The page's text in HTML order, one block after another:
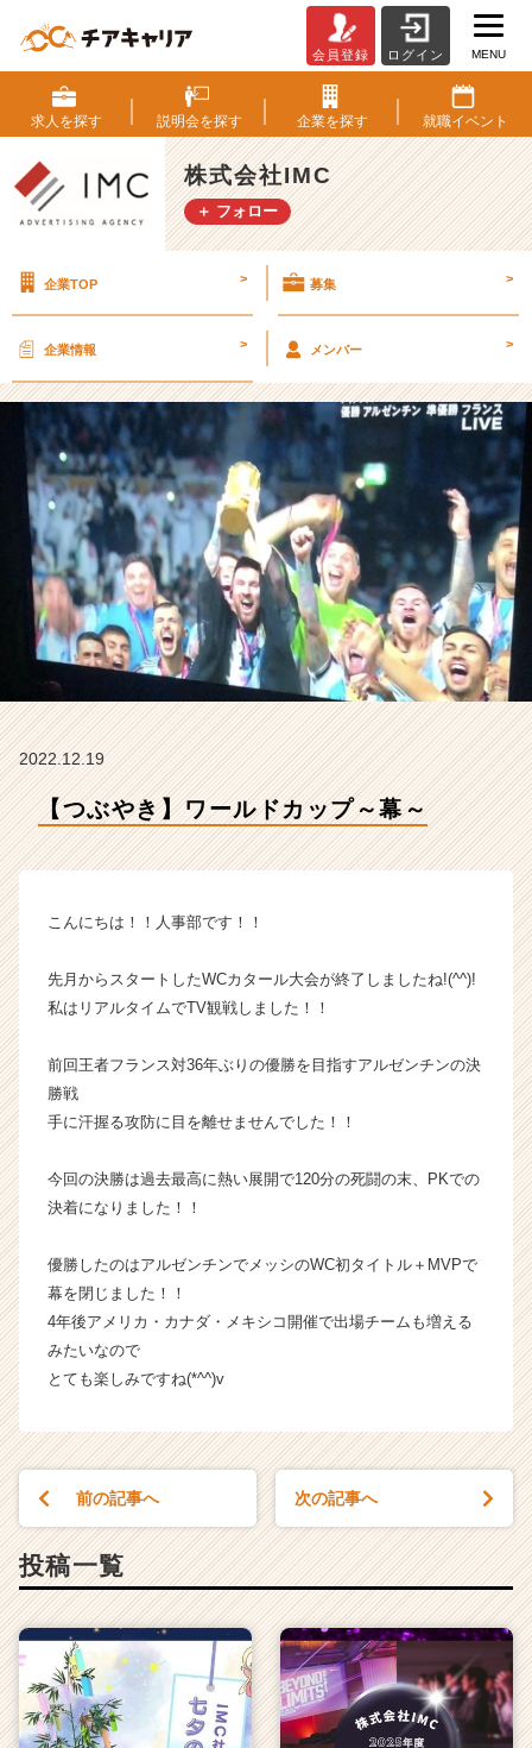
ぶ
や
き】
ワ
ー
ル
プ
～
【株
式
会
社
I
M
C
の
タ
イ
ム
ン
成
業
か
ス
ウ
届
く
活
イ
ャ
リ
h
e
C
e
e
会員登録 ログイン MENU
求人を探す 説明会を探す 企業を探す 就職イベント
株式会社IMC
＋ フォロー
企業TOP > 募集 >
企業情報 > メンバー >
2022.12.19
【つぶやき】ワールドカップ～幕～
こんにちは！！人事部です！！
先月からスタートしたWCカタール大会が終了しましたね!(^^)!
私はリアルタイムでTV観戦しました！！
前回王者フランス対36年ぶりの優勝を目指すアルゼンチンの決
勝戦
手に汗握る攻防に目を離せませんでした！！
今回の決勝は過去最高に熱い展開で120分の死闘の末、PKでの
決着になりました！！
優勝したのはアルゼンチンでメッシのWC初タイトル＋MVPで
幕を閉じました！！
4年後アメリカ・カナダ・メキシコ開催で出場チームも増える
みたいなので
とても楽しみですね(*^^)v
前の記事へ 次の記事へ
投稿一覧